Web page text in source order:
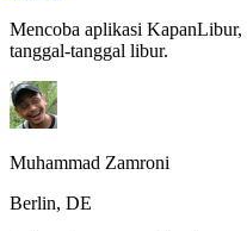
Mencoba aplikasi
tanggal-tanggal libur.
Muhammad Zamroni
Berlin, DE